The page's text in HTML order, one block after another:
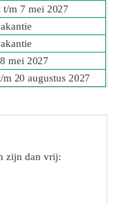
t/m 7 mei 2027
mei 2027
m 20 augustus 2027
zijn dan vrij: